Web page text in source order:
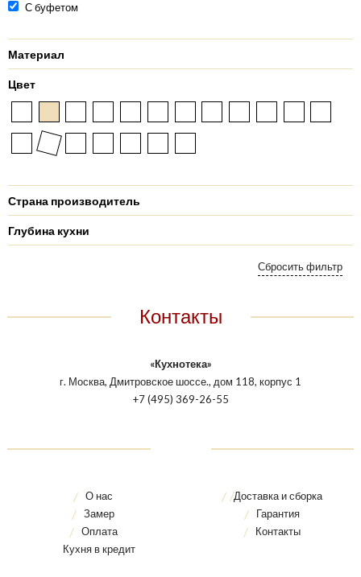
С буфетом
Материал
Цвет
Страна производитель
Глубина кухни
Контакты
«Кухнотека»
г. Москва, Дмитровское шоссе., дом 118, корпус 1
+7 (495) 369-26-55
О нас
Замер
Оплата
Кухня в кредит
Доставка и сборка
Гарантия
Контакты